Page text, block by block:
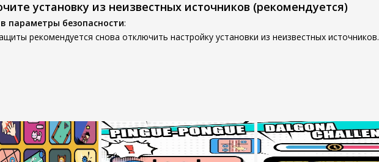
установку из неизвестных источников (рекомендуется)
параметры безопасности:
рекомендуется снова отключить настройку установки из неизвестных источников.